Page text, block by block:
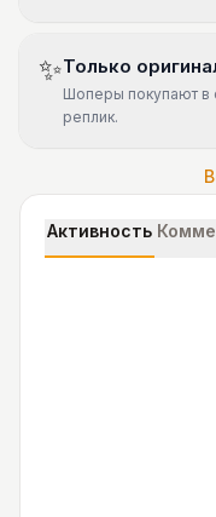
✨Только
Шоперы покупают в
реплик.
Активность